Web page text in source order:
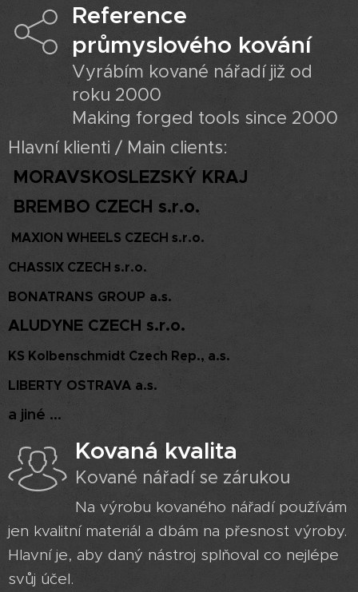
Reference
průmyslového kování
Vyrábím kované nářadí již od
roku 2000
Making forged tools since 2000
Hlavní klienti / Main clients:
MORAVSKOSLEZSKÝ KRAJ
BREMBO CZECH s.r.o.
MAXION WHEELS CZECH s.r.o.
CHASSIX CZECH s.r.o.
BONATRANS GROUP a.s.
ALUDYNE CZECH s.r.o.
KS Kolbenschmidt Czech Rep., a.s.
LIBERTY OSTRAVA a.s.
a jiné ...
Kovaná kvalita
Kované nářadí se zárukou
Na výrobu kovaného nářadí používám
jen kvalitní materiál a dbám na přesnost výroby.
Hlavní je, aby daný nástroj splňoval co nejlépe
svůj účel.